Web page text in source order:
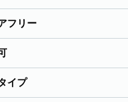
フリー
イプ